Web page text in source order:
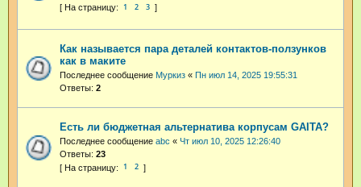
1 2 3
Как называется пара деталей контактов-ползунков
как в маките
Последнее сообщение Муркиз « Пн июл 14, 2025 19:55:31
Ответы: 2
Есть ли бюджетная альтернатива корпусам GAITA?
Последнее сообщение abc « Чт июл 10, 2025 12:26:40
Ответы: 23
1 2